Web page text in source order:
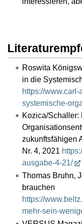
Roswita
in die
https://
systemische-
Kozica/Schaller:
zukunftsfähigen
Nr. 4, 2021
ausgabe-4-21/
Thomas Bruhn,
brauchen
https://
mehr-sein-